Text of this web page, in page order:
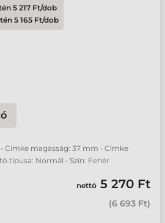
5 217 Ft/dob
5 165 Ft/dob
Címke magasság: 37 mm • Címke
típusa: Normál • Szín: Fehér
nettó 5 270 Ft
(6 693 Ft)